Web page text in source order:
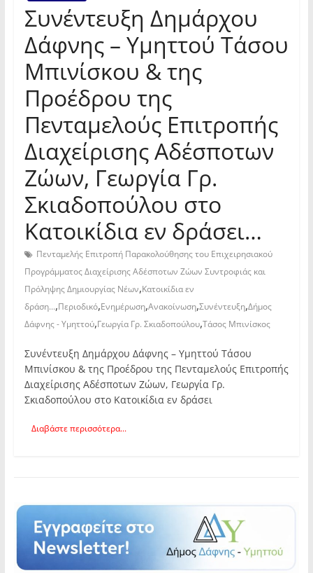
Συνέντευξη Δημάρχου
Δάφνης – Υμηττού Τάσου
Μπινίσκου & της
Προέδρου της
Πενταμελούς Επιτροπής
Διαχείρισης Αδέσποτων
Ζώων, Γεωργία Γρ.
Σκιαδοπούλου στο
Κατοικίδια εν δράσει…
Πενταμελής Επιτροπή Παρακολούθησης του Επιχειρησιακού
Προγράμματος Διαχείρισης Αδέσποτων Ζώων Συντροφιάς και
Πρόληψης Δημιουργίας Νέων,Κατοικίδια εν
δράση...,Περιοδικό,Ενημέρωση,Ανακοίνωση,Συνέντευξη,Δήμος
Δάφνης - Υμηττού,Γεωργία Γρ. Σκιαδοπούλου,Τάσος Μπινίσκος
Συνέντευξη Δημάρχου Δάφνης – Υμηττού Τάσου
Μπινίσκου & της Προέδρου της Πενταμελούς Επιτροπής
Διαχείρισης Αδέσποτων Ζώων, Γεωργία Γρ.
Σκιαδοπούλου στο Κατοικίδια εν δράσει
Διαβάστε περισσότερα...